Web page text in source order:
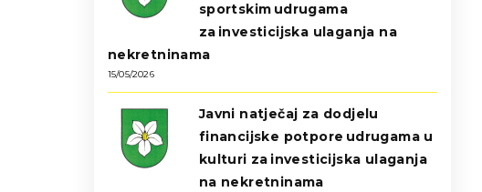
sportskim udrugama
za investicijska ulaganja na
nekretninama
15/05/2026
Javni natječaj za dodjelu
financijske potpore udrugama u
kulturi za investicijska ulaganja
na nekretninama